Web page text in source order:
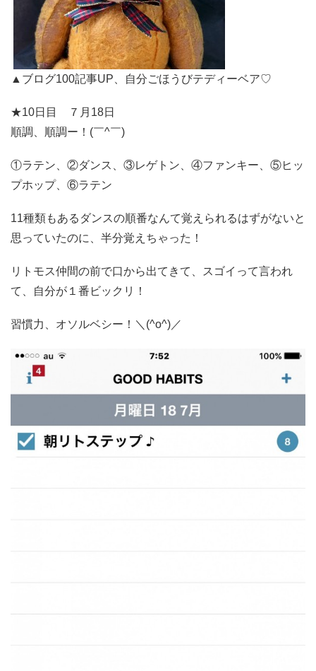
▲ブログ100記事UP、自分ごほうびテディーベア♡
★10日目 ７月18日
順調、順調ー！(￣^￣)ゞ
①ラテン、②ダンス、③レゲトン、④ファンキー、⑤ヒッ
プホップ、⑥ラテン
11種類もあるダンスの順番なんて覚えられるはずがないと
思っていたのに、半分覚えちゃった！
リトモス仲間の前で口から出てきて、スゴイって言われ
て、自分が１番ビックリ！
習慣力、オソルベシー！＼(^o^)／